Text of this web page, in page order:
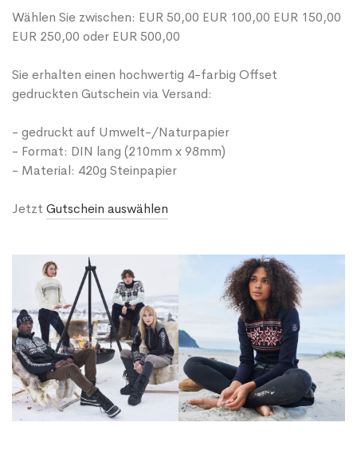
Wählen Sie zwischen: EUR 50,00 EUR 100,00 EUR 150,00
EUR 250,00 oder EUR 500,00
Sie erhalten einen hochwertig 4-farbig Offset
gedruckten Gutschein via Versand:
- gedruckt auf Umwelt-/Naturpapier
- Format: DIN lang (210mm x 98mm)
- Material: 420g Steinpapier
Jetzt Gutschein auswählen